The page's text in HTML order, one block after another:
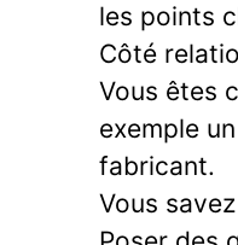
les points
Côté
Vous êtes
exemple
fabricant.
Vous